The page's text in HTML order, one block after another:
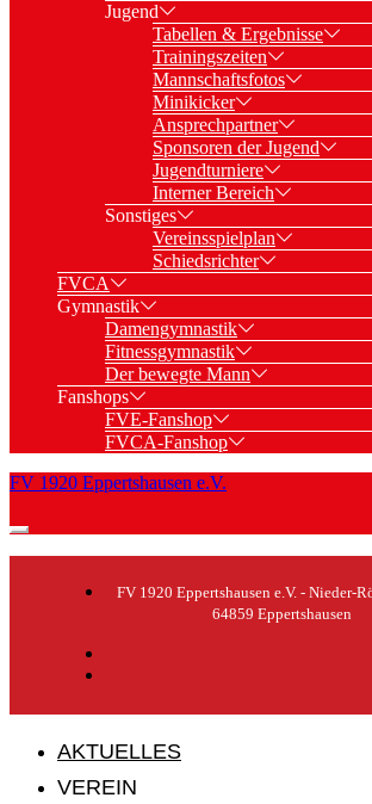
Jugend
Tabellen & Ergebnisse
Trainingszeiten
Mannschaftsfotos
Minikicker
Ansprechpartner
Sponsoren der Jugend
Jugendturniere
Interner Bereich
Sonstiges
Vereinsspielplan
Schiedsrichter
FVCA
Gymnastik
Damengymnastik
Fitnessgymnastik
Der bewegte Mann
Fanshops
FVE-Fanshop
FVCA-Fanshop
FV 1920 Eppertshausen e.V.
FV 1920 Eppertshausen e.V. - Nieder-
64859 Eppertshausen
AKTUELLES
VEREIN